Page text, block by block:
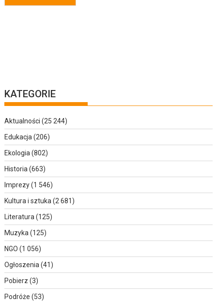
KATEGORIE
Aktualności (25 244)
Edukacja (206)
Ekologia (802)
Historia (663)
Imprezy(1 546)
Kultura i sztuka (2 681)
Literatura (125)
Muzyka (125)
NGO (1 056)
Ogłoszenia (41)
Pobierz (3)
Podróże (53)